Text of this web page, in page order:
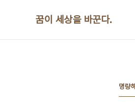
꿈이 세상을 바꾼다.
명량